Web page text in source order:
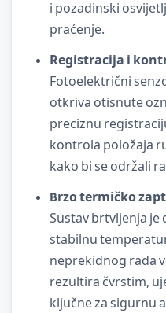
i pozadinski
praćenje.
Registracija i
Fotoelektrični
otkriva otisnute
preciznu
kontrola položaja
kako bi se održali
Brzo termičko
Sustav brtvljenja je
stabilnu
neprekidnog rada
rezultira čvrstim,
ključne za sigurnu